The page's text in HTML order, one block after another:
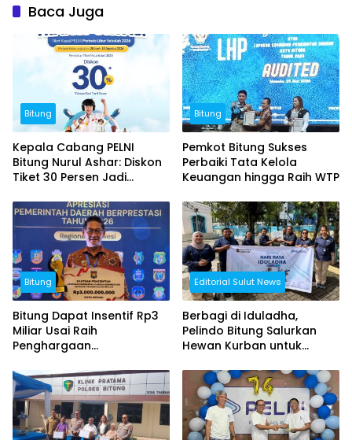
Baca Juga
Bitung
Kepala Cabang PELNI
Bitung Nurul Ashar: Diskon
Tiket 30 Persen Jadi
Berwisata Saat Libur
Sekolah
Bitung
Pemkot Bitung Sukses
Perbaiki Tata Kelola
Keuangan hingga Raih WTP
Bitung
Bitung Dapat Insentif Rp3
Miliar Usai Raih
Penghargaan
Editorial Sulut News
Berbagi di Iduladha,
Pelindo Bitung Salurkan
Hewan Kurban untuk